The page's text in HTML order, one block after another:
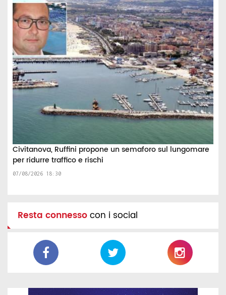
Civitanova, Ruffini propone un semaforo sul lungomare
per ridurre traffico e rischi
07/08/2026 18:30
Resta connessocon i social